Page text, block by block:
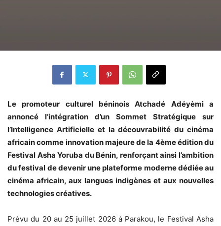
Le promoteur culturel béninois Atchadé Adéyèmi a
annoncé l’intégration d’un Sommet Stratégique sur
l’Intelligence Artificielle et la découvrabilité du cinéma
africain comme innovation majeure de la 4ème édition du
Festival Asha Yoruba du Bénin, renforçant ainsi l’ambition
du festival de devenir une plateforme moderne dédiée au
cinéma africain, aux langues indigènes et aux nouvelles
technologies créatives.
Prévu du 20 au 25 juillet 2026 à Parakou, le Festival Asha